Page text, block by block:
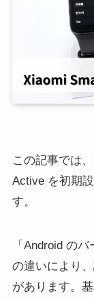
この記事では
Active を初期
す。
「Android の
の違いにより
があります。